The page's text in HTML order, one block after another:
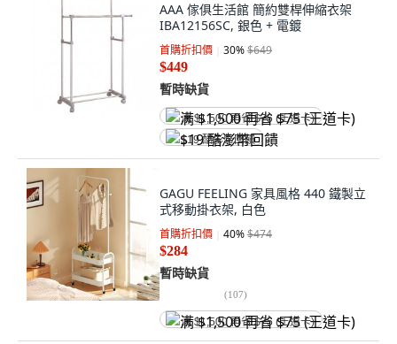
AAA 傢俱生活館 簡約雙桿伸縮衣架
IBA12156SC, 銀色 + 電鍍
首購折扣價 30%$649
$449
暫時缺貨
满 $1,500 再省 $75 (王道卡)
$19 酷澎幣回饋
GAGU FEELING 家具風格 440 鐵製立
式移動掛衣架, 白色
首購折扣價 40%$474
$284
暫時缺貨
(107)
满 $1,500 再省 $75 (王道卡)